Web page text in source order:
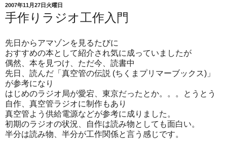
2007年11月27日火曜日
手作りラジオ工作入門
先日からアマゾンを見るたびに
おすすめの本として紹介され気に成っていましたが
偶然、本を見つけ、ただ今、読書中
先日、読んだ「真空管の伝説 (ちくまプリマーブックス)」
が参考になり
はじめのラジオ局が愛宕、東京だったとか。。。とうとう
自作、真空管ラジオに制作もあり
真空管よう供給電源などが参考に成りました。
初期のラジオの状況、自作は読み物としても面白い。
半分は読み物、半分が工作関係と言う感じです。